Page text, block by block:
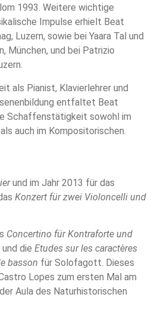
1993. Weitere wichtige
Impulse erhielt Beat
Luzern, sowie bei Yaara Tal und
München, und bei Patrizio
als Pianist, Klavierlehrer und
entfaltet Beat
Schaffenstätigkeit sowohl im
auch im Kompositorischen.
und im Jahr 2013 für das
Konzert für zwei Violoncelli und
Concertino für Kontraforte und
und die Etudes sur les caractères
basson für Solofagott. Dieses
Lopes zum ersten Mal am
Aula des Naturhistorischen